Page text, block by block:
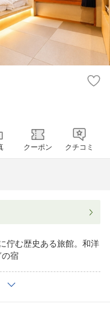
クーポン クチコミ
佇む歴史ある旅館。和洋
の宿